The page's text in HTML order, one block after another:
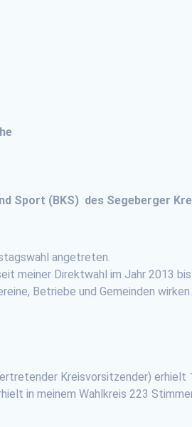
Sport (BKS) des Segeberger
angetreten.
meiner Direktwahl im Jahr 2013
Betriebe und Gemeinden wirken.
Kreisvorsitzender) erhielt
in meinem Wahlkreis 223